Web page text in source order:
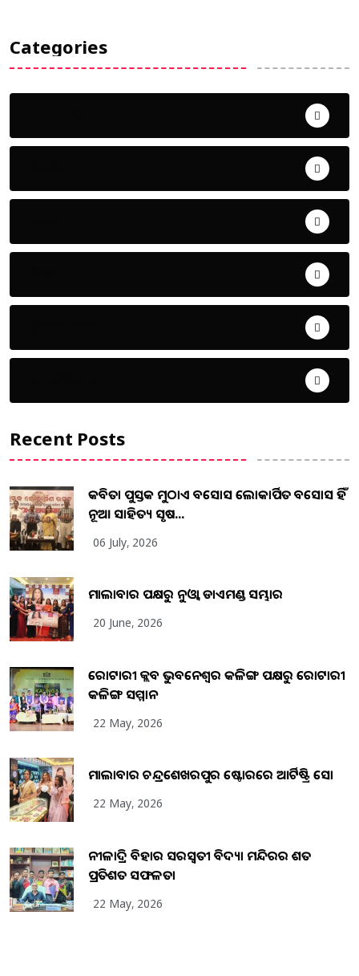
Categories
Recent Posts
କବିତା ପୁସ୍ତକ ମୁଠାଏ ଅବସୋସ ଲୋକାର୍ପିତ ଅବସୋସ ହିଁ
ନୂଆ ସାହିତ୍ୟ ସୃଷ...
06 July, 2026
ମାଲାବାର ପକ୍ଷରୁ ନୁଓ୍ବା ଡାଏମଣ୍ଡ ସମ୍ଭାର
20 June, 2026
ରୋଟାରୀ କ୍ଲବ ଭୁବନେଶ୍ୱର କଳିଙ୍ଗ ପକ୍ଷରୁ ରୋଟାରୀ
କଳିଙ୍ଗ ସମ୍ମାନ
22 May, 2026
ମାଲାବାର ଚନ୍ଦ୍ରଶେଖରପୁର ଷ୍ଟୋରରେ ଆର୍ଟିଷ୍ଟ୍ରି ସୋ
22 May, 2026
ନୀଳାଦ୍ରି ବିହାର ସରସ୍ୱତୀ ବିଦ୍ୟା ମନ୍ଦିରର ଶତ
ପ୍ରତିଶତ ସଫଳତା
22 May, 2026